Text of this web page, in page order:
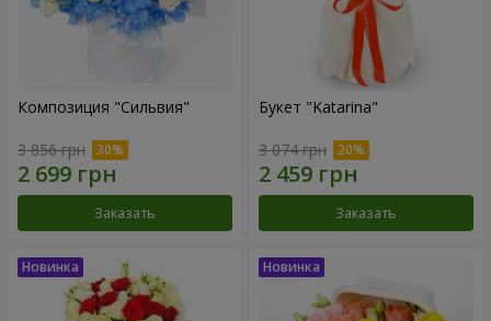
Композиция "Сильвия"
3 856 грн
Заказать
Букет "Katarina"
3 074 грн
Заказать